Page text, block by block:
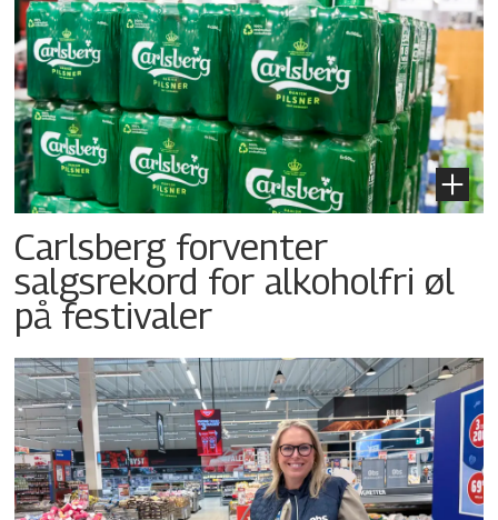
Carlsberg forventer
salgsrekord for alkoholfri øl
på festivaler